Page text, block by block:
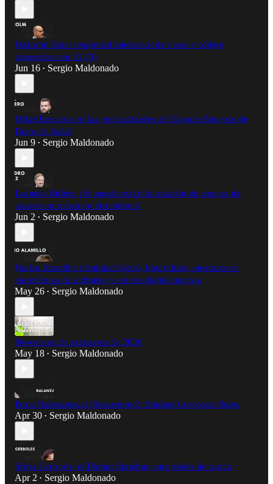
Malcolm Bain: propiedad intelectual de obras y código
generados con IA (II)
Jun 16 • Sergio Maldonado
Mikel Recuero: en las profundidades del Espacio Europeo de
Datos de Salud
Jun 9 • Sergio Maldonado
Leandro Núñez: ¿Se puede exigir la creación de cuentas de
usuario en comercio electrónico?
Jun 2 • Sergio Maldonado
Nacho Alamillo: identidad digital, blockchain, atestaciones
electrónicas de atributos y cartera digital europea
May 26 • Sergio Maldonado
Newsroom de primavera de 2026
May 18 • Sergio Maldonado
Berta Balanzategui (Remastered): Binding Corporate Rules
Apr 30 • Sergio Maldonado
Silvia Gerboles: el Digital Omnibus, otra vuelta de tuerca
Apr 2 • Sergio Maldonado